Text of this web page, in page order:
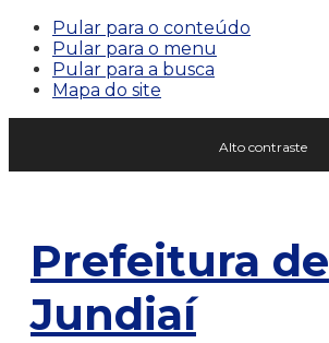
Pular para o conteúdo
Pular para o menu
Pular para a busca
Mapa do site
Alto contraste
Prefeitura de
Jundiaí